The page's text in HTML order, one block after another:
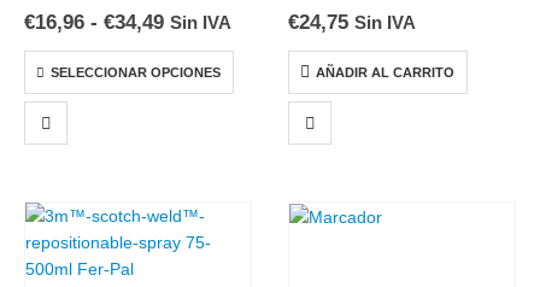
suciedad, la grasa y el petróleo
y eliminar numerosos adhesivos
sin curado
€16,96 - €34,49Rango
desde
€16,96
Sin IVA
SELECCIONAR OPCIONES
Este
producto
tiene
múltiples
opciones
se
pueden
especialmnete formulado para
pegar espumas flexibles de
látexo de poliuretano entre sí y
sobre otros muchos materiales (
madera, metal…
€24,75 Sin IVA
AÑADIR AL CARRITO